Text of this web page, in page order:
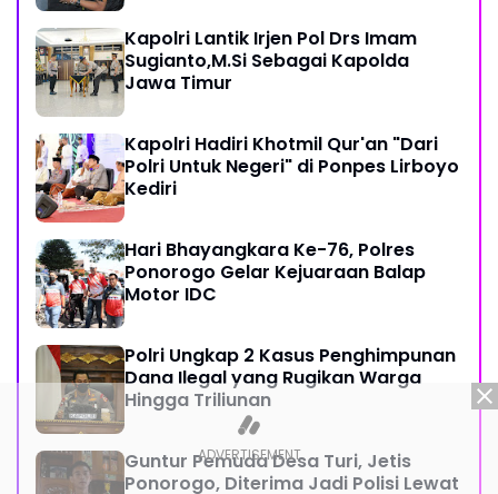
Kapolri Lantik Irjen Pol Drs Imam
Sugianto,M.Si Sebagai Kapolda
Jawa Timur
Kapolri Hadiri Khotmil Qur'an "Dari
Polri Untuk Negeri" di Ponpes Lirboyo
Kediri
Hari Bhayangkara Ke-76, Polres
Ponorogo Gelar Kejuaraan Balap
Motor IDC
Polri Ungkap 2 Kasus Penghimpunan
Dana Ilegal yang Rugikan Warga
Hingga Triliunan
Guntur Pemuda Desa Turi, Jetis
Ponorogo, Diterima Jadi Polisi Lewat